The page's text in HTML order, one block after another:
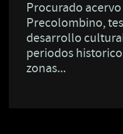
Procurado
Precolombino,
desarrollo
periodos
zonas...